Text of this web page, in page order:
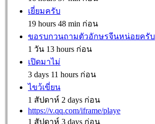
เยี่ยมครับ
19 hours 48 min ก่อน
ขอรบกวนถามตัวอักษรจีนหน่อยครับ
1 วัน 13 hours ก่อน
เปิดมาไม่
3 days 11 hours ก่อน
ไขว้เขี่ยน
1 สัปดาห์ 2 days ก่อน
https://v.qq.com/iframe/playe
1 สัปดาห์ 3 days ก่อน